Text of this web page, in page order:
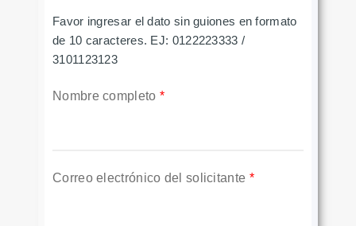
Favor ingresar el dato sin guiones en formato
de 10 caracteres. EJ: 0122223333 /
3101123123
Nombre completo *
Correo electrónico del solicitante *